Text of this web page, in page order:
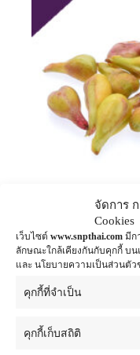
จัดการ
Cookies
เว็บไซต์ www.snpthai.com มีก
ลักษณะใกล้เคียงกันกับคุกกี้ บน
และ นโยบายความเป็นส่วนตั
คุกกี้ที่จำเป็น
คุกกี้เก็บสถิติ
สารสกัดองุ่นแบบน้ำ
anti aging,
herbal extract